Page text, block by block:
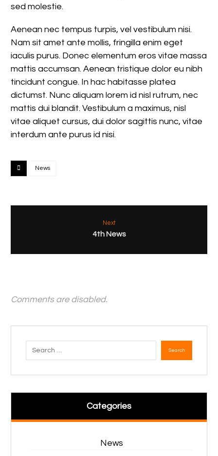
sed molestie.
Aenean nec tempus turpis, vel vestibulum nisi.
Nam sit amet ante mollis, fringilla enim eget
iaculis purus. Donec elementum eros vitae massa
mattis accumsan. Aenean tristique dolor eu nibh
tincidunt congue. In hac habitasse platea
dictumst. Nunc aliquam lorem id nisl rutrum, nec
mattis dui blandit. Vestibulum a maximus, nisl
vitae aliquet cursus, dui dolor sagittis nunc, vitae
interdum ante purus id nisi.
News
Next
4th News
Comments are disabled.
Categories
News